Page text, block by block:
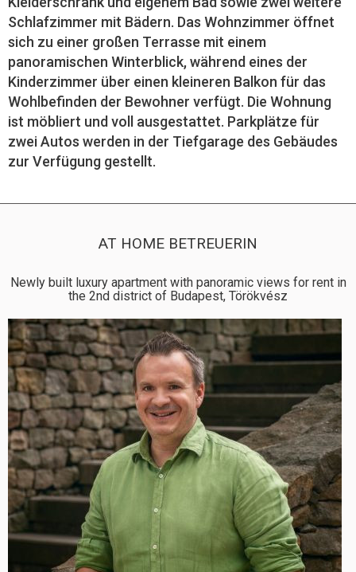
Schlafzimmer mit Bädern. Das Wohnzimmer öffnet
sich zu einer großen Terrasse mit einem
panoramischen Winterblick, während eines der
Kinderzimmer über einen kleineren Balkon für das
Wohlbefinden der Bewohner verfügt. Die Wohnung
ist möbliert und voll ausgestattet. Parkplätze für
zwei Autos werden in der Tiefgarage des Gebäudes
zur Verfügung gestellt.
AT HOME BETREUERIN
Newly built luxury apartment with panoramic views for rent in
the 2nd district of Budapest, Törökvész